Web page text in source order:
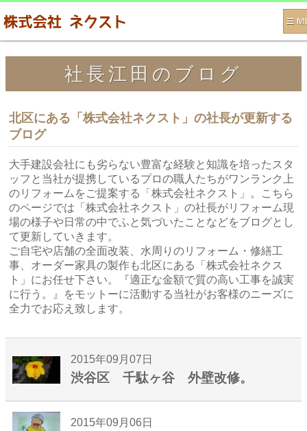
社長江田のブログ
北区にある「株式会社ネクスト」の社長が更新する
ブログ
大手建設会社にも劣らない豊富な経験と知識を培ったスタ
ッフと当社が提携しているプロの職人たちがワンランク上
のリフォームをご提案する「株式会社ネクスト」。こちら
のページでは「株式会社ネクスト」の社長がリフォーム現
場の様子や日常の中でふと気づいたことなどをブログとし
て更新していきます。
ご自宅や店舗の全面改装、水周りのリフォーム・修繕工
事、オーダー家具の製作も北区にある「株式会社ネクス
ト」にお任せ下さい。『適正な金額で質の高い工事を誠実
に行う。』をモットーに活動する当社がお客様のニーズに
全力でお応え致します。
2015年09月07日
渋谷区 千駄ヶ谷 外壁改修。
2015年09月06日